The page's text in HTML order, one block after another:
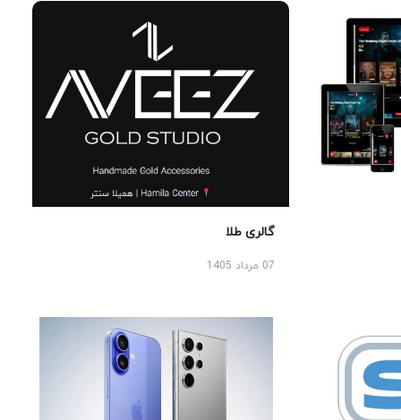
گالری طلا
07 مرداد 1405